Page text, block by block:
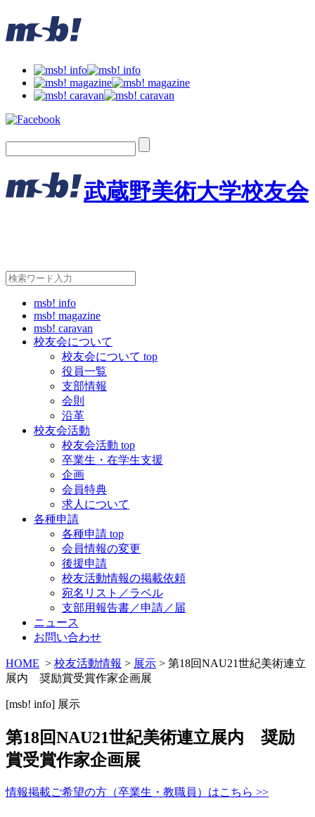
武蔵野美術大学校友会
msb! info
msb! magazine
msb! caravan
校友会について
校友会について top
役員一覧
支部情報
会則
沿革
校友会活動
校友会活動 top
卒業生・在学生支援
企画
会員特典
求人について
各種申請
各種申請 top
会員情報の変更
後援申請
校友活動情報の掲載依頼
宛名リスト／ラベル
支部用報告書／申請／届
ニュース
お問い合わせ
HOME > 校友活動情報 > 展示 > 第18回NAU21世紀美術連立
展内 奨励賞受賞作家企画展
[msb! info] 展示
第18回NAU21世紀美術連立展内 奨励
賞受賞作家企画展
情報掲載ご希望の方（卒業生・教職員）はこちら >>